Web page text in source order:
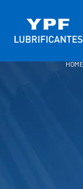
HOME